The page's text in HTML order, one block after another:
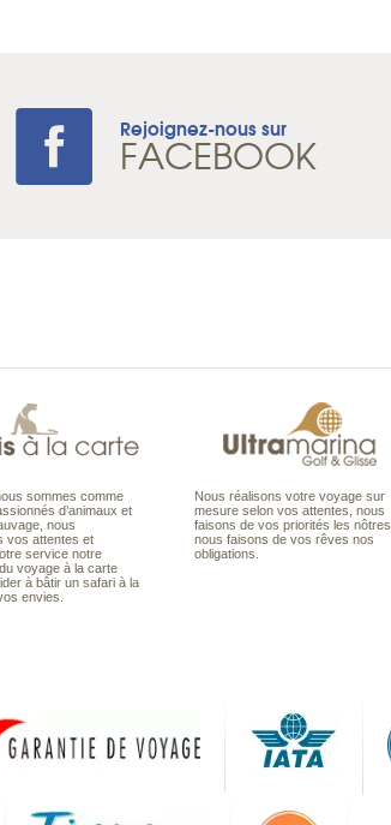
Rejoignez-nous sur
FACEBOOK
sommes comme
d’animaux et
nous
vos attentes et
service notre
voyage à la carte
à bâtir un safari à la
envies.
Nous réalisons votre voyage sur
mesure selon vos attentes, nous
faisons de vos priorités les nôtres,
nous faisons de vos rêves nos
obligations.